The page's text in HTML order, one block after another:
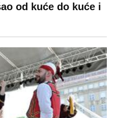
od kuće do kuće i